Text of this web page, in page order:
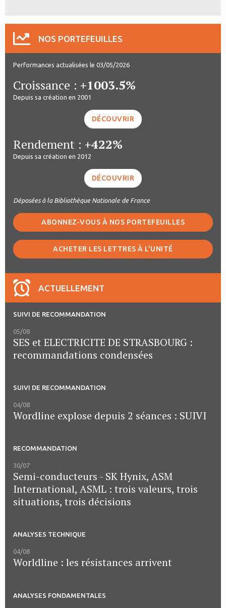
NOS PORTEFEUILLES
Performances actualisées le 03/05/2026
Croissance : +1003.5%
Depuis sa création en 2001
DÉCOUVRIR
Rendement : +422%
Depuis sa création en 2012
DÉCOUVRIR
Déposées à la Bibliothèque Nationale de France
ABONNEZ-VOUS À NOS PORTEFEUILLES
ACHETER LES LETTRES À L'UNITÉ
ACTUELLEMENT
SUIVI DE RECOMMANDATION
05/08
SES et ELECTRICITE DE STRASBOURG :
recommandations condensées
SUIVI DE RECOMMANDATION
04/08
Wordline explose depuis 2 séances : SUIVI
RECOMMANDATION
30/07
Semi-conducteurs - SK Hynix, ASM
International, ASML : trois valeurs, trois
situations, trois décisions
ANALYSES TECHNIQUE
04/08
Worldline : les résistances arrivent
ANALYSES FONDAMENTALES